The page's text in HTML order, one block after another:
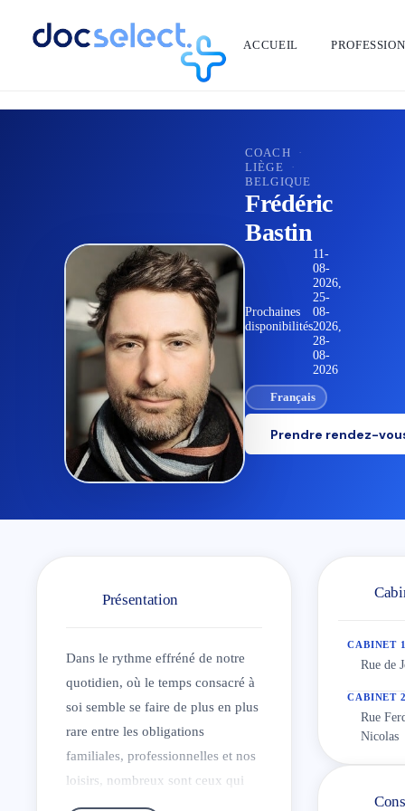
ACCUEIL
RETOUR À L'ANNUAIRE
COACH
·
LIÈGE
·
BELGIQUE
Frédéric
Bastin
Prochaines
disponibilités
11-
08-
2026,
25-
08-
2026,
28-
08-
2026
Français
Prendre rendez-
Présentation
Dans le rythme effréné de notre
quotidien, où le temps consacré à
soi semble se faire de plus en plus
rare entre les obligations
familiales, professionnelles et nos
loisirs, nombreux sont ceux qui
recherchent un espace de
CABINET
Rue de
CABINET
Rue
Nicolas